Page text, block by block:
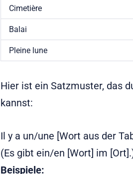
Cimetière
Balai
Pleine lune
Hier ist ein Satzmuster, das
kannst:
Il y a un/une [Wort aus der
(Es gibt ein/en [Wort] im
Beispiele: